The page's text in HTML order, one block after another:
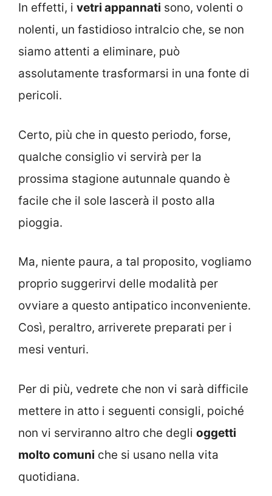
In effetti, i vetri appannati sono, volenti o
nolenti, un fastidioso intralcio che, se non
siamo attenti a eliminare, può
assolutamente trasformarsi in una fonte di
pericoli.
Certo, più che in questo periodo, forse,
qualche consiglio vi servirà per la
prossima stagione autunnale quando è
facile che il sole lascerà il posto alla
pioggia.
Ma, niente paura, a tal proposito, vogliamo
proprio suggerirvi delle modalità per
ovviare a questo antipatico inconveniente.
Così, peraltro, arriverete preparati per i
mesi venturi.
Per di più, vedrete che non vi sarà difficile
mettere in atto i seguenti consigli, poiché
non vi serviranno altro che degli oggetti
molto comuni che si usano nella vita
quotidiana.